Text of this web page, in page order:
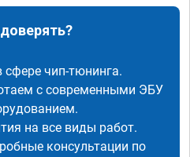
чип-тюнинга.
с современными ЭБУ
на все виды работ.
консультации по